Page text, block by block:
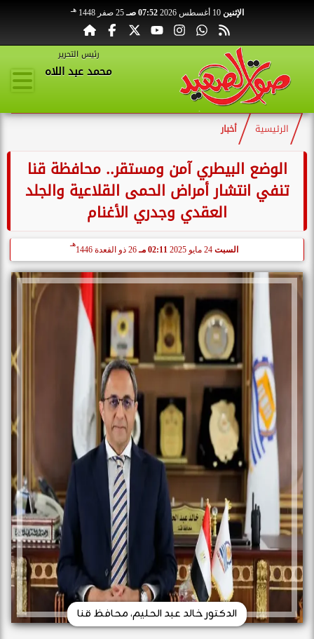
الإثنين 10 أغسطس 2026 07:52 صـ 25 صفر 1448 هـ
رئيس التحرير
محمد عبد اللاه
الرئيسية أخبار
الوضع البيطري آمن ومستقر.. محافظة قنا
تنفي انتشار أمراض الحمى القلاعية والجلد
العقدي وجدري الأغنام
السبت 02:11 مـ 26 ذو القعدة 1446
هـ
الدكتور خالد عبد الحليم، محافظ قنا